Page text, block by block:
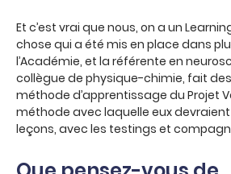
Et c’est vrai que nous, on a un
chose qui a été mis en place dans
l’Académie, et la référente en
collègue de physique-chimie, fait
méthode d’apprentissage du Projet
méthode avec laquelle eux
leçons, avec les testings et